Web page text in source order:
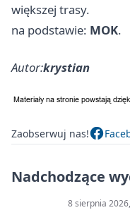
większej trasy.
na podstawie: MOK.
Autor:krystian
Zaobserwuj nas!
Nadchodzące
8 sierpnia